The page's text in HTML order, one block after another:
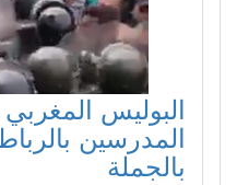
البوليس
المدرسين
بالجملة